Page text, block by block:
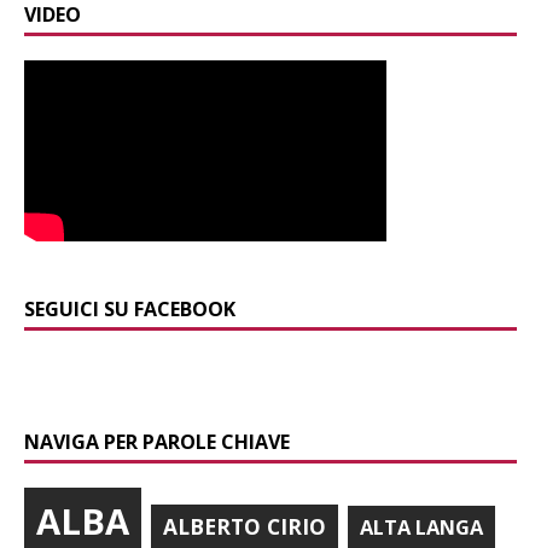
VIDEO
SEGUICI SU FACEBOOK
NAVIGA PER PAROLE CHIAVE
ALBA ALBERTO CIRIO ALTA LANGA